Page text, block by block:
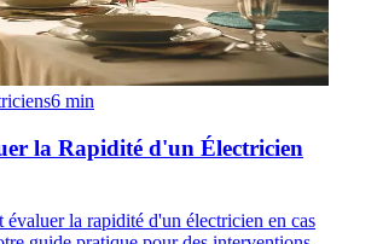
6 min
la Rapidité d'un Électricien
la rapidité d'un électricien en cas